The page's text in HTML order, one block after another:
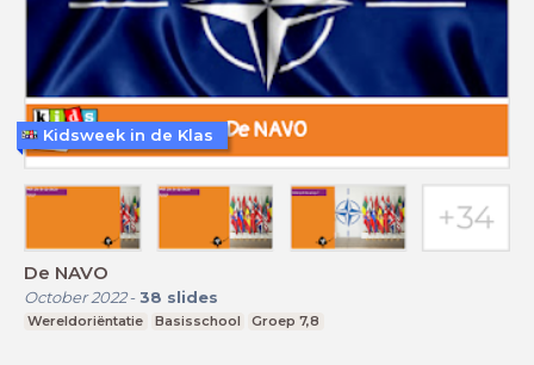
De NAVO
October 2022- 38 slides
Wereldoriëntatie Basisschool Groep 7,8
Kidsweek in de Klas